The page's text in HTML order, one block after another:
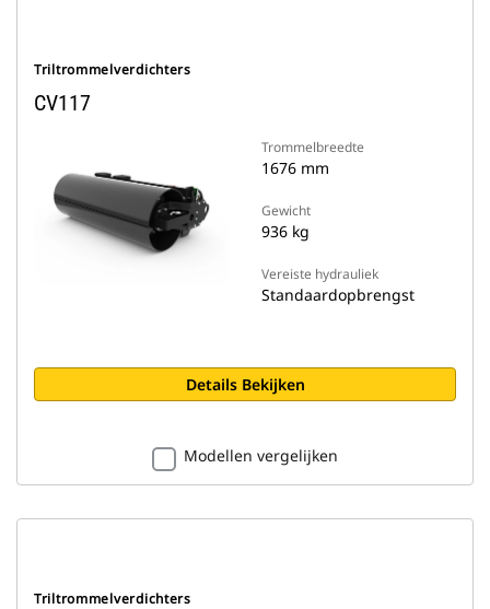
Triltrommelverdichters
CV117
Trommelbreedte
1676 mm
Gewicht
936 kg
Vereiste hydrauliek
Standaardopbrengst
Details Bekijken
Modellen vergelijken
Triltrommelverdichters